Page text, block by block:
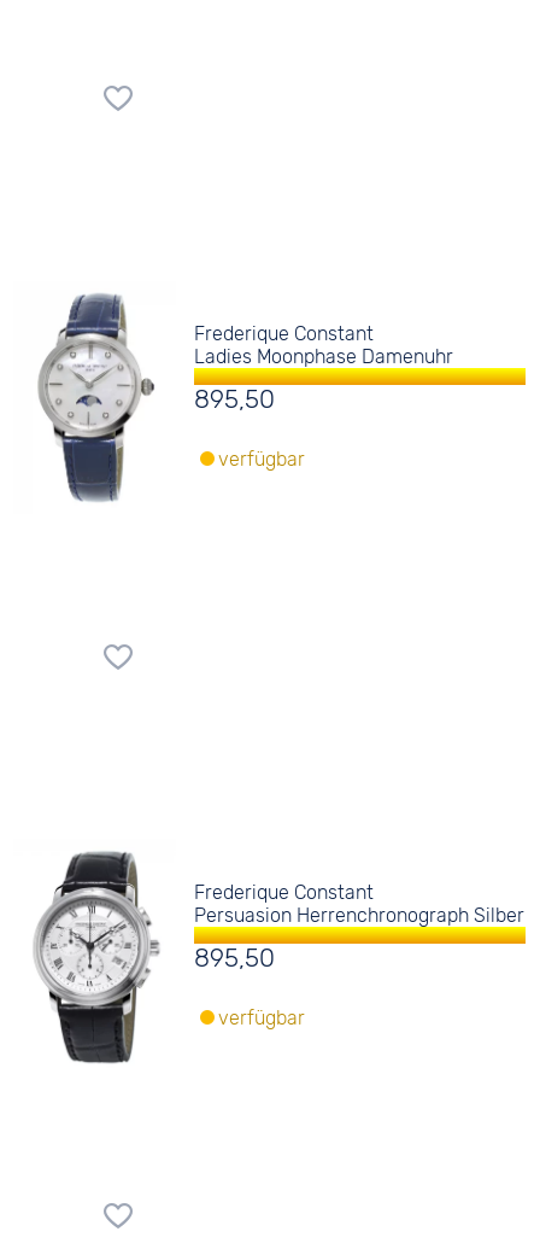
Frederique Constant
Ladies Moonphase Damenuhr
895,50
verfügbar
Frederique Constant
Persuasion Herrenchronograph Silber
895,50
verfügbar